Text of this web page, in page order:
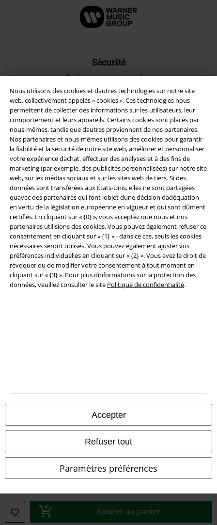
Nous utilisons des cookies et dautres technologies sur notre site
web, collectivement appelés « cookies ». Ces technologies nous
permettent de collecter des informations sur les utilisateurs, leur
comportement et leurs appareils. Certains cookies sont placés par
nous-mêmes, tandis que dautres proviennent de nos partenaires.
Nos partenaires et nous-mêmes utilisons des cookies pour garantir
la fiabilité et la sécurité de notre site web, améliorer et personnaliser
votre expérience dachat, effectuer des analyses et à des fins de
marketing (par exemple, des publicités personnalisées) sur notre site
web, sur les médias sociaux et sur les sites web de tiers. Si des
données sont transférées aux États-Unis, elles ne sont partagées
quavec des partenaires qui font lobjet dune décision dadéquation
en vertu de la législation européenne en vigueur et qui sont dûment
certifiés. En cliquant sur « {0} », vous acceptez que nous et nos
partenaires utilisions des cookies. Vous pouvez également refuser ce
consentement en cliquant sur « {1} » - dans ce cas, seuls les cookies
nécessaires seront utilisés. Vous pouvez également ajuster vos
préférences individuelles en cliquant sur « {2} ». Vous avez le droit de
révoquer ou de modifier votre consentement à tout moment en
cliquant sur « {3} ». Pour plus dinformations sur la protection des
données, veuillez consulter le site Politique de confidentialité.
Accepter
Refuser tout
Paramètres préférences
Ajouter au panier
Sécurité
Légal
Conditions générales
Éditeur
Clauses de confidentialité
Élimination des déchets et protection de l'environnement
Tous nos prix sont T.T.C. Cependant, ils ne comprennent pasles frais
denvoi.
© 1986-2026 Large Popmerchandising BV
Boutiques en ligne EMP
EMP France